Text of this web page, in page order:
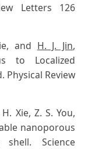
Letters 126
and H. J. Jin,
to Localized
Review
Xie, Z. S. You,
nanoporous
Science